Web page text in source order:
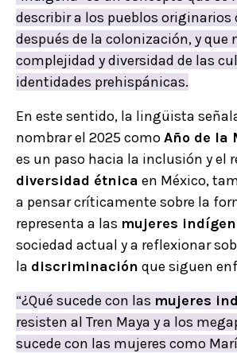
describir a los pueblos originarios
después de la colonización, y que
complejidad y diversidad de las
identidades prehispánicas.
En este sentido, la lingüista
nombrar el 2025 comoAño de la
es un paso hacia la inclusión y el
diversidad étnica en México,
a pensar críticamente sobre la
representa a las mujeres
sociedad actual y a reflexionar
la discriminación que siguen
“¿Qué sucede con las mujeres
resisten al Tren Maya y a los
sucede con las mujeres como